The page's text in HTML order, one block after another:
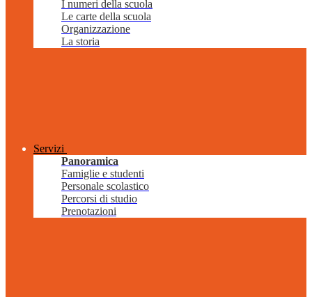
I numeri della scuola
Le carte della scuola
Organizzazione
La storia
Servizi
Panoramica
Famiglie e studenti
Personale scolastico
Percorsi di studio
Prenotazioni